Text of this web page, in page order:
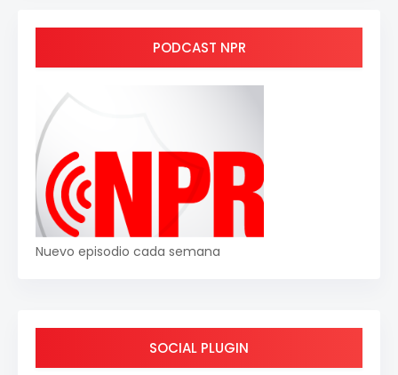
PODCAST NPR
Nuevo episodio cada semana
SOCIAL PLUGIN